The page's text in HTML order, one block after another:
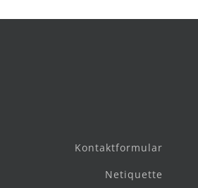
Kontaktformular
Netiquette